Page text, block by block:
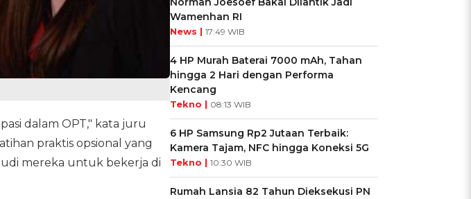
dalam OPT," kata juru
praktis opsional yang
mereka untuk bekerja di
Wamenhan RI
News | 17:49 WIB
4 HP Murah Baterai 7000 mAh, Tahan
hingga 2 Hari dengan Performa
Kencang
Tekno | 08:13 WIB
6 HP Samsung Rp2 Jutaan Terbaik:
Kamera Tajam, NFC hingga Koneksi 5G
Tekno | 10:30 WIB
Rumah Lansia 82 Tahun Dieksekusi PN